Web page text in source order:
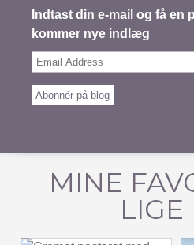
Indtast din e-mail og få en
kommer nye indlæg
Email
Abonnér på blog
MINE
LIGE